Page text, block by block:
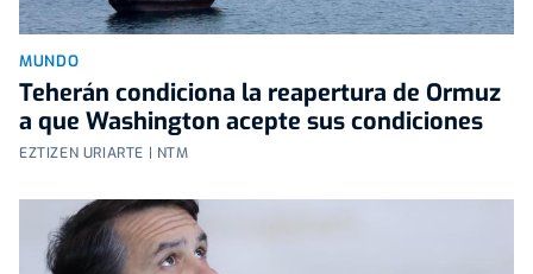
MUNDO
Teherán condiciona la reapertura de Ormuz
a que Washington acepte sus condiciones
EZTIZEN URIARTE | NTM